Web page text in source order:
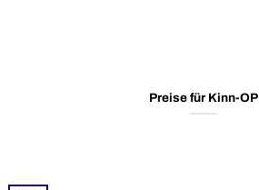
Preise für Kinn-OP